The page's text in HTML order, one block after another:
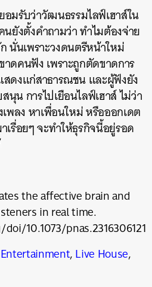
มรับว่าวัฒนธรรมไลฟ์เฮาส์ใน
ยังตั้งคำถามว่า ทำไมต้องจ่าย
นั่นเพราะวงดนตรีหน้าใหม่
ดคนฟัง เพราะถูกตัดขาดการ
ดงแก่สาธารณชน และผู้ฟังยัง
น การไปเยือนไลฟ์เฮาส์ ไม่ว่า
พลง หาเพื่อนใหม่ หรือออกเดต
เรื่อยๆ จะทำให้ธุรกิจนี้อยู่รอด
the affective brain and
in real time.
10.1073/pnas.2316306121
Entertainment,Live House,